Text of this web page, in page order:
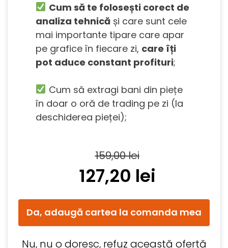
Cum să te folosești corect de
analiza tehnică și care sunt cele
mai importante tipare care apar
pe grafice în fiecare zi, care îți
pot aduce constant profituri;
Cum să extragi bani din piețe
în doar o oră de trading pe zi (la
deschiderea pieței);
159,00lei
127,20 lei
Da, adaugă cartea la comanda mea
Nu, nu o doresc, refuz această ofertă